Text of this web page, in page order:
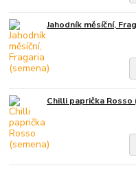
Jahodník měsíční,
Chilli paprička Rosso